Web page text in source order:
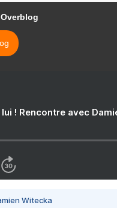
! Rencontre avec
Witecka